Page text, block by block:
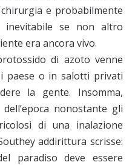
e probabilmente
inevitabile se non altro
era ancora vivo.
di azoto venne
paese o in salotti privati
la gente. Insomma,
nonostante gli
di una inalazione
addirittura scrisse:
paradiso deve essere